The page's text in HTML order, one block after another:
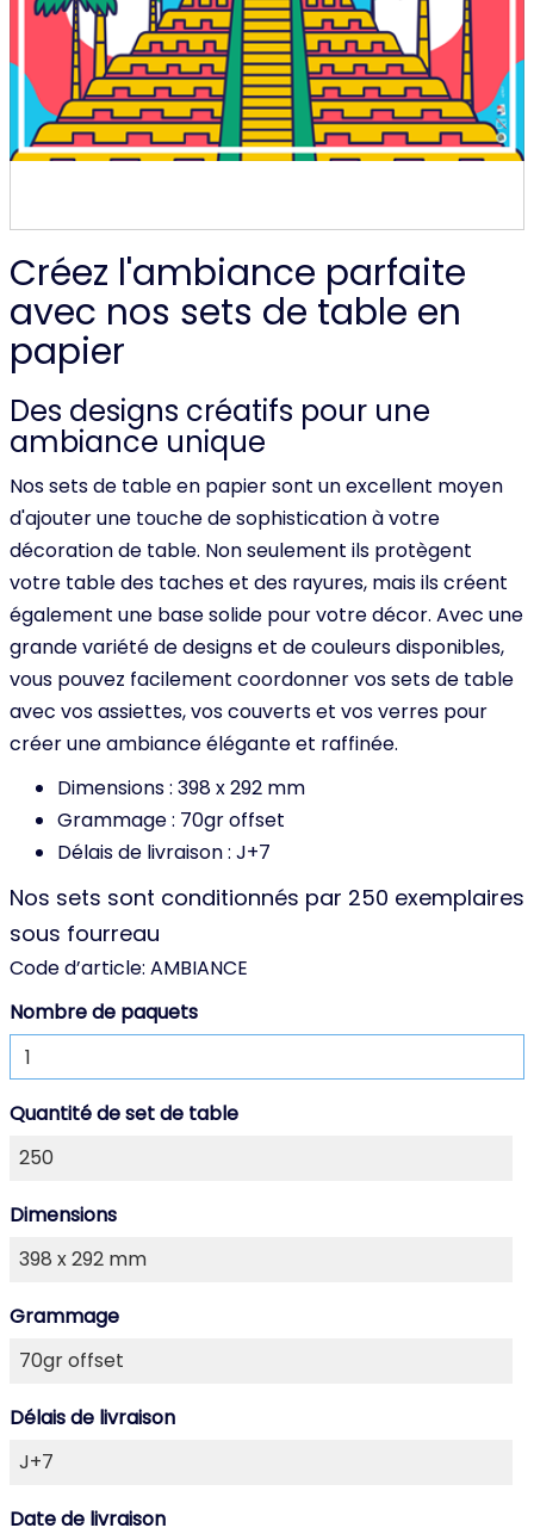
Créez l'ambiance parfaite
avec nos sets de table en
papier
Des designs créatifs pour une
ambiance unique
Nos sets de table en papier sont un excellent moyen
d'ajouter une touche de sophistication à votre
décoration de table. Non seulement ils protègent
votre table des taches et des rayures, mais ils créent
également une base solide pour votre décor. Avec une
grande variété de designs et de couleurs disponibles,
vous pouvez facilement coordonner vos sets de table
avec vos assiettes, vos couverts et vos verres pour
créer une ambiance élégante et raffinée.
Dimensions : 398 x 292 mm
Grammage : 70gr offset
Délais de livraison : J+7
Nos sets sont conditionnés par 250 exemplaires
sous fourreau
Code d’article: AMBIANCE
Nombre de paquets
Quantité de set de table
Dimensions
Grammage
Délais de livraison
Date de livraison